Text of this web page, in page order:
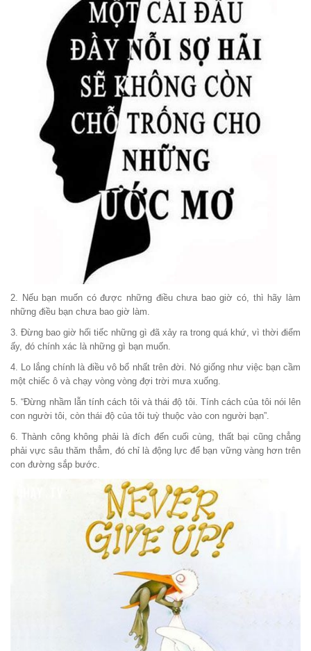
2. Nếu bạn muốn có được những điều chưa bao giờ có, thì hãy làm
những điều bạn chưa bao giờ làm.
3. Đừng bao giờ hối tiếc những gì đã xảy ra trong quá khứ, vì thời điểm
ấy, đó chính xác là những gì bạn muốn.
4. Lo lắng chính là điều vô bổ nhất trên đời. Nó giống như việc bạn cầm
một chiếc ô và chạy vòng vòng đợi trời mưa xuống.
5. “Đừng nhầm lẫn tính cách tôi và thái độ tôi. Tính cách của tôi nói lên
con người tôi, còn thái độ của tôi tuỳ thuộc vào con người bạn”.
6. Thành công không phải là đích đến cuối cùng, thất bại cũng chẳng
phải vực sâu thăm thẳm, đó chỉ là động lực để bạn vững vàng hơn trên
con đường sắp bước.